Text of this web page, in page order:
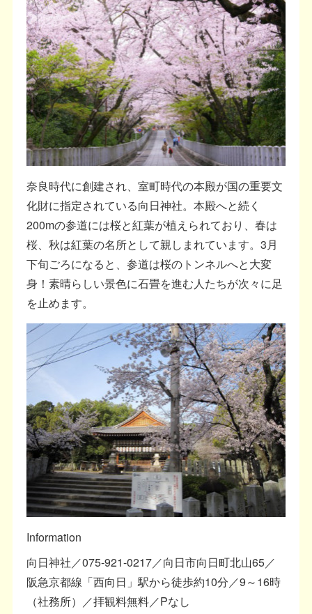
奈良時代に創建され、室町時代の本殿が国の重要文
化財に指定されている向日神社。本殿へと続く
200mの参道には桜と紅葉が植えられており、春は
桜、秋は紅葉の名所として親しまれています。3月
下旬ごろになると、参道は桜のトンネルへと大変
身！素晴らしい景色に石畳を進む人たちが次々に足
を止めます。
Information
向日神社／075-921-0217／向日市向日町北山65／
阪急京都線「西向日」駅から徒歩約10分／9～16時
（社務所）／拝観料無料／Pなし